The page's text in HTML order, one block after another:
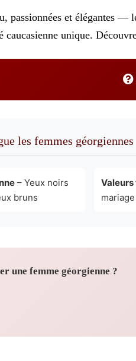
passionnées et élégantes —
caucasienne unique.
les femmes géorgiennes
– Yeux noirs
bruns
une femme géorgienne ?